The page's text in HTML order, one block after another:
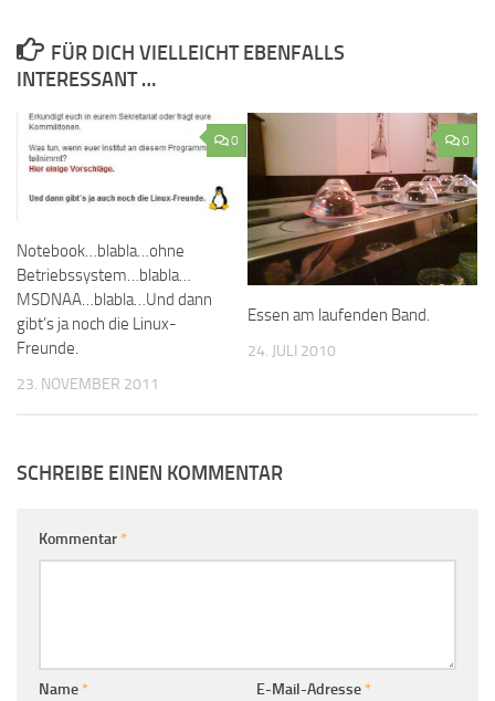
FÜR DICH VIELLEICHT EBENFALLS
INTERESSANT …
0
Notebook…blabla…ohne
Betriebssystem…blabla…
MSDNAA…blabla…Und dann
gibt’s ja noch die Linux-
Freunde.
23. NOVEMBER 2011
0
Essen am laufenden Band.
24. JULI 2010
SCHREIBE EINEN KOMMENTAR
Kommentar *
Name * E-Mail-Adresse *